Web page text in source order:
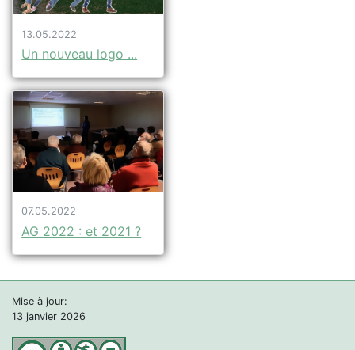
13.05.2022
Un nouveau logo ...
07.05.2022
AG 2022 : et 2021 ?
Mise à jour:
13 janvier 2026